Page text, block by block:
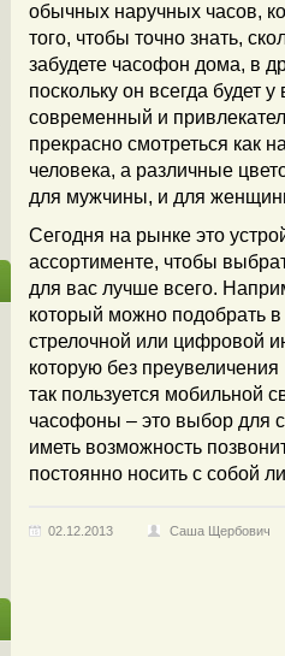
обычных наручных часов,
того, чтобы точно знать,
забудете часофон дома, в
поскольку он всегда будет
современный и
прекрасно смотреться как
человека, а различные
для мужчины, и для
Сегодня на рынке это
ассортименте, чтобы
для вас лучше всего.
который можно подобрать
стрелочной или цифровой
которую без
так пользуется мобильной
часофоны – это выбор для
иметь возможность
постоянно носить с собой
02.12.2013 Саша Щербович